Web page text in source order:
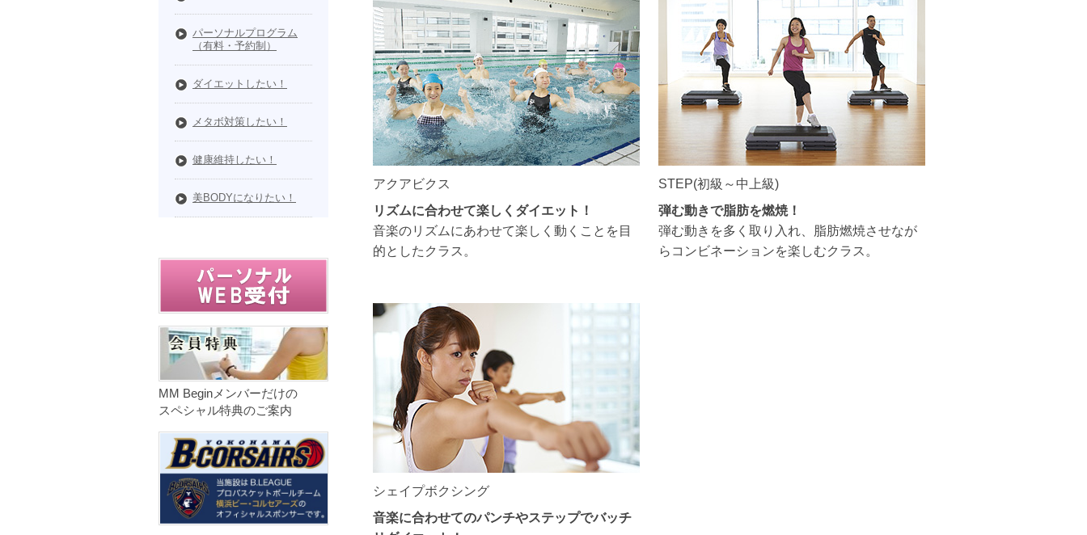
アクアビクス
リズムに合わせて楽しくダイエット！
音楽のリズムにあわせて楽しく動くことを目
的としたクラス。
STEP(初級～中上級)
弾む動きで脂肪を燃焼！
弾む動きを多く取り入れ、脂肪燃焼させなが
らコンビネーションを楽しむクラス。
シェイプボクシング
音楽に合わせてのパンチやステップでバッチ
パーソナルプログラム
（有料・予約制）
ダイエットしたい！
メタボ対策したい！
健康維持したい！
美BODYになりたい！
MM Beginメンバーだけの
スペシャル特典のご案内